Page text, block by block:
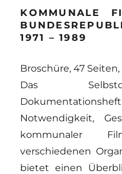
KOMMUNALE
1971 – 1989
Broschüre, 47
Das
Notwendigkeit,
kommunaler
verschiedenen
bietet einen